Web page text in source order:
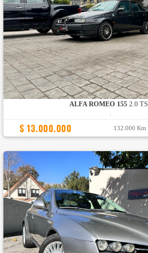
ALFA ROMEO 1552.0 TS
:
$ 13.000.000 132.000 Km